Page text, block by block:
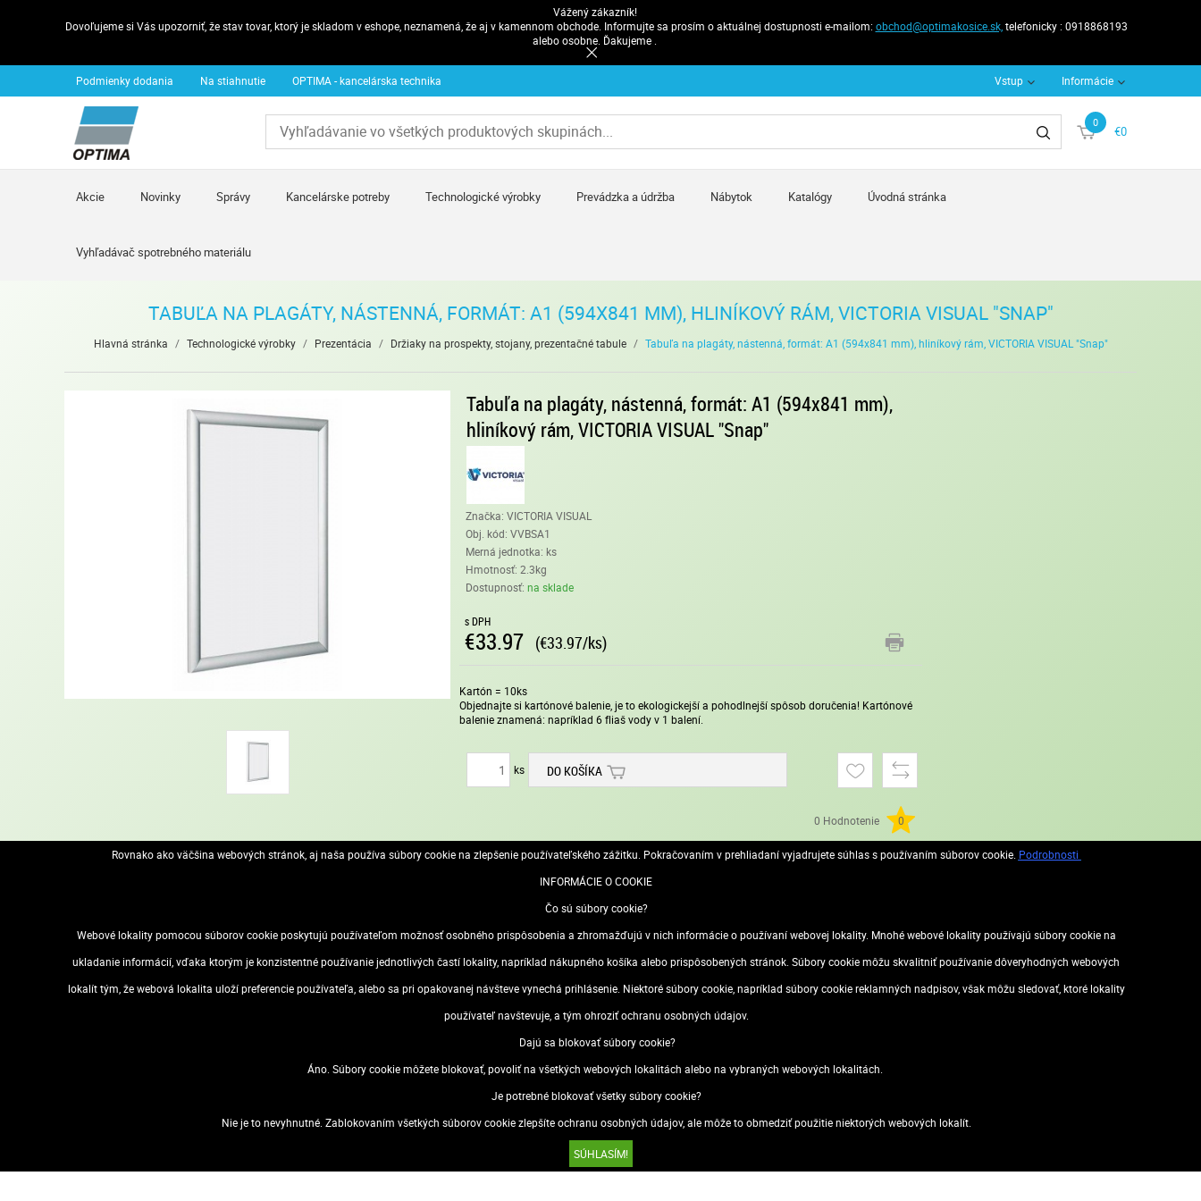
Vážený zákazník!
Dovoľujeme si Vás upozorniť, že stav tovar, ktorý je skladom v eshope, neznamená, že aj v kamennom obchode. Informujte sa prosím o aktuálnej dostupnosti e-mailom: obchod@optimakosice.sk, telefonicky : 0918868193
alebo osobne. Ďakujeme .
Podmienky dodania Na stiahnutie OPTIMA - kancelárska technika Vstup Informácie
0
€0
Akcie Novinky Správy Kancelárske potreby Technologické výrobky Prevádzka a údržba Nábytok Katalógy Úvodná stránka
Vyhľadávač spotrebného materiálu
TABUĽA NA PLAGÁTY, NÁSTENNÁ, FORMÁT: A1 (594X841 MM), HLINÍKOVÝ RÁM, VICTORIA VISUAL "SNAP"
Hlavná stránka / Technologické výrobky / Prezentácia / Držiaky na prospekty, stojany, prezentačné tabule / Tabuľa na plagáty, nástenná, formát: A1 (594x841 mm), hliníkový rám, VICTORIA VISUAL "Snap"
Tabuľa na plagáty, nástenná, formát: A1 (594x841 mm),
hliníkový rám, VICTORIA VISUAL "Snap"
Značka: VICTORIA VISUAL
Obj. kód: VVBSA1
Merná jednotka: ks
Hmotnosť: 2.3kg
Dostupnosť: na sklade
s DPH
€33.97 (€33.97/ks)
Kartón = 10ks
Objednajte si kartónové balenie, je to ekologickejší a pohodlnejší spôsob doručenia! Kartónové
balenie znamená: napríklad 6 fliaš vody v 1 balení.
ks DO KOŠÍKA
0 Hodnotenie 0
elegantný vzhľad, leštený hliníkový rám priehľadný plast, na ochranu plagátov
otvárací systém „Snap” (vyklápacie rámy) umožňuje jednoduché vymieňanie plagátov
Rovnako ako väčšina webových stránok, aj naša používa súbory cookie na zlepšenie používateľského zážitku. Pokračovaním v prehliadaní vyjadrujete súhlas s používaním súborov cookie. Podrobnosti
INFORMÁCIE O COOKIE
Čo sú súbory cookie?
Webové lokality pomocou súborov cookie poskytujú používateľom možnosť osobného prispôsobenia a zhromažďujú v nich informácie o používaní webovej lokality. Mnohé webové lokality používajú súbory cookie na
ukladanie informácií, vďaka ktorým je konzistentné používanie jednotlivých častí lokality, napríklad nákupného košíka alebo prispôsobených stránok. Súbory cookie môžu skvalitniť používanie dôveryhodných webových
lokalít tým, že webová lokalita uloží preferencie používateľa, alebo sa pri opakovanej návšteve vynechá prihlásenie. Niektoré súbory cookie, napríklad súbory cookie reklamných nadpisov, však môžu sledovať, ktoré lokality
používateľ navštevuje, a tým ohroziť ochranu osobných údajov.
Dajú sa blokovať súbory cookie?
Áno. Súbory cookie môžete blokovať, povoliť na všetkých webových lokalitách alebo na vybraných webových lokalitách.
Je potrebné blokovať všetky súbory cookie?
Nie je to nevyhnutné. Zablokovaním všetkých súborov cookie zlepšíte ochranu osobných údajov, ale môže to obmedziť použitie niektorých webových lokalít.
SÚHLASÍM!